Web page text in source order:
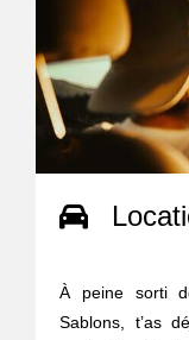
À peine sorti
Sablons, t’as